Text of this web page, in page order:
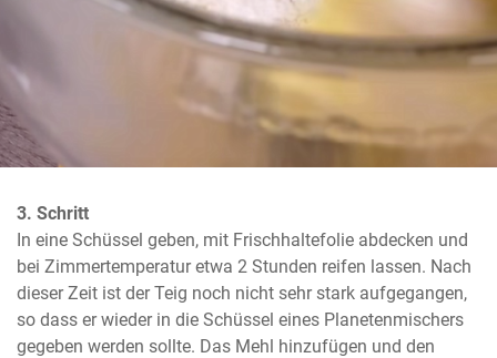
3. Schritt
In eine Schüssel geben, mit Frischhaltefolie abdecken und
bei Zimmertemperatur etwa 2 Stunden reifen lassen. Nach
dieser Zeit ist der Teig noch nicht sehr stark aufgegangen,
so dass er wieder in die Schüssel eines Planetenmischers
gegeben werden sollte. Das Mehl hinzufügen und den